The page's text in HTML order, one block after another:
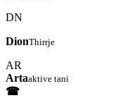
DN
DionThirrje
AR
Artaaktive tani
☎